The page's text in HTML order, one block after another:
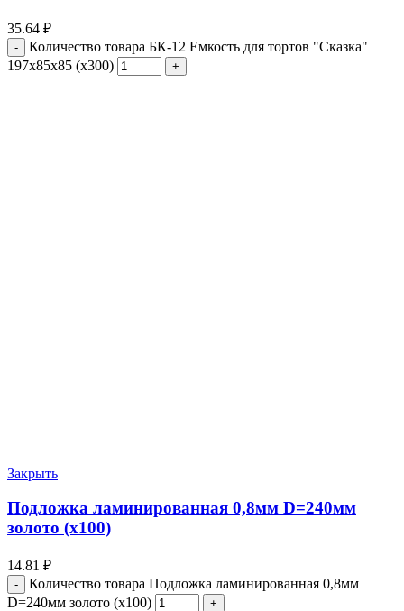
35.64 ₽
Количество товара БК-12 Емкость для тортов "Сказка"
197х85х85 (х300)
Закрыть
Подложка ламинированная 0,8мм D=240мм
золото (х100)
14.81 ₽
Количество товара Подложка ламинированная 0,8мм
D=240мм золото (х100)